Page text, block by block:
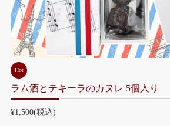
Hot
ラム酒とテキーラのカヌレ 5個入り
¥1,500(税込)